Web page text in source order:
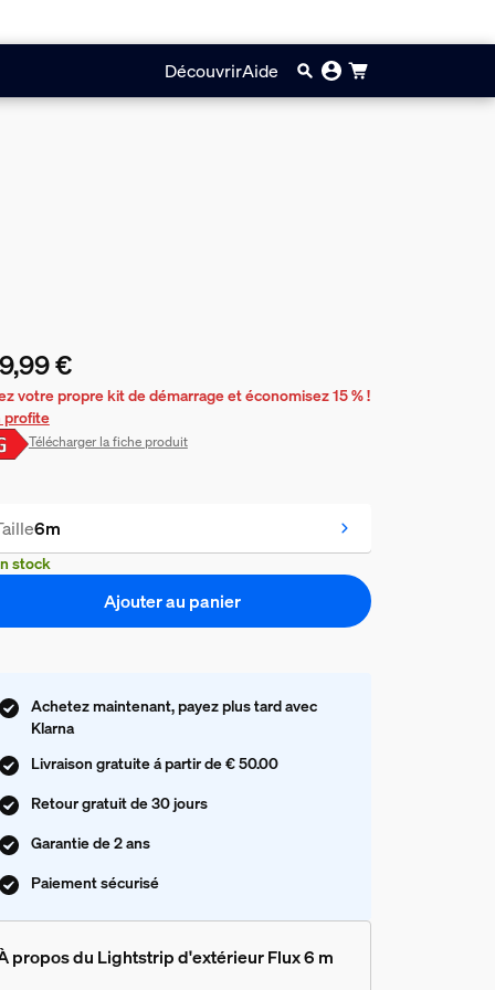
DécouvrirAide
actuel est 169,99 €
€
votre propre kit de démarrage et économisez 15 % !
profite
Télécharger la fiche produit
6m
stock
Ajouter au panier
Achetez maintenant, payez plus tard avec
Klarna
Livraison gratuite á partir de € 50.00
Retour gratuit de 30 jours
Garantie de 2 ans
Paiement sécurisé
propos du Lightstrip d'extérieur Flux 6 m